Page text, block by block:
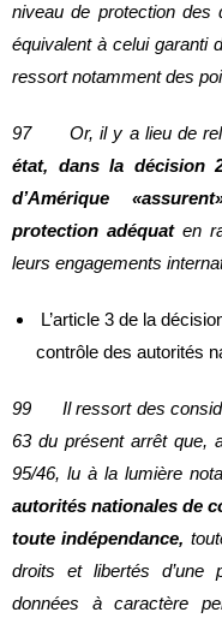
niveau de protection des
équivalent à celui garanti
ressort notamment des
97 Or, il y a lieu de
état, dans la décision
d’Amérique
protection adéquaten
leurs engagements
L’article 3 de la
contrôle des autorités
99 Il ressort des
63 du présent arrêt que,
95/46, lu à la lumière
autorités nationales de
toute indépendance,
droits et libertés d’une
données à caractère